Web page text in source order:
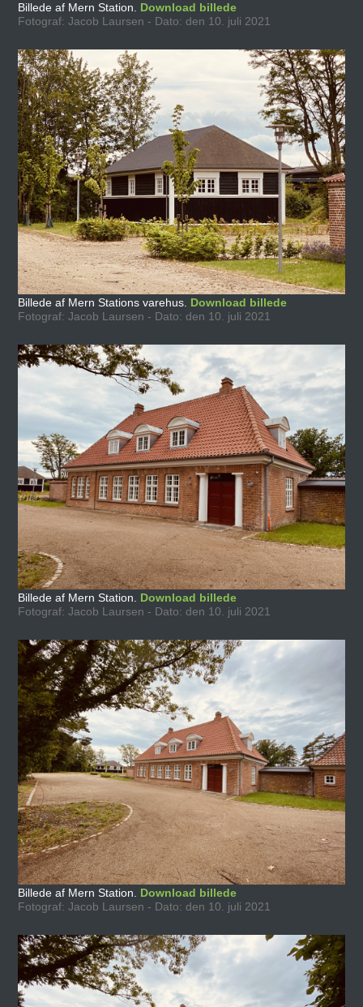
Billede af Mern Station. Download billede
Fotograf: Jacob Laursen - Dato: den 10. juli 2021
Billede af Mern Stations varehus. Download billede
Fotograf: Jacob Laursen - Dato: den 10. juli 2021
Billede af Mern Station. Download billede
Fotograf: Jacob Laursen - Dato: den 10. juli 2021
Billede af Mern Station. Download billede
Fotograf: Jacob Laursen - Dato: den 10. juli 2021